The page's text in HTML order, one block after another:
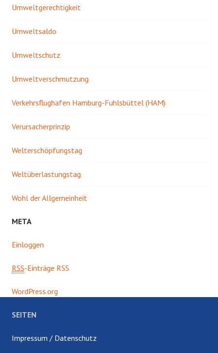
Umweltgerechtigkeit
Umweltsaldo
Umweltschutz
Umweltverschmutzung
Verkehrsflughafen Hamburg-Fuhlsbüttel (HAM)
Verursacherprinzip
Welterschöpfungstag
Weltüberlastungstag
Wohl der Allgemeinheit
META
Einloggen
RSS-Einträge RSS
WordPress.org
SEITEN
Impressum / Datenschutz